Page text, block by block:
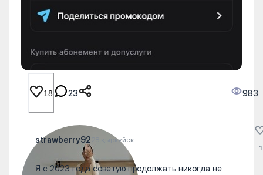
18 23 983
strawberry92 28 қыркүйек
Я с 2023 года советую продолжать никогда не
1